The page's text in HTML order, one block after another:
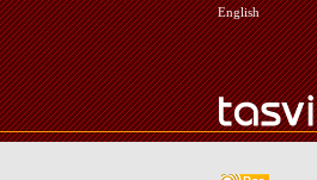
English